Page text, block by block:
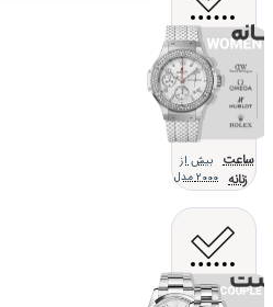
ساعت
زنانه
بیش از
2000 مدل